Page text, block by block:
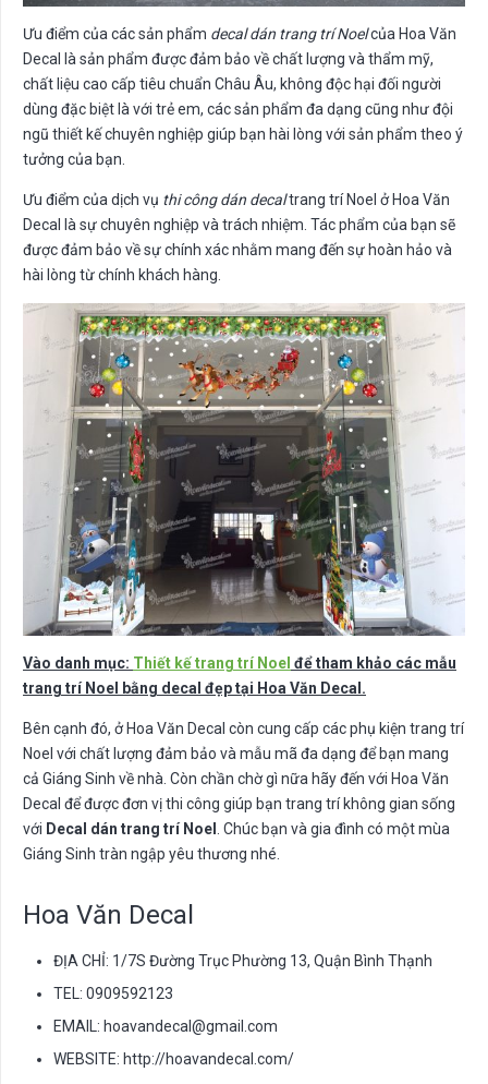
Ưu điểm của các sản phẩm decal dán trang trí Noelcủa Hoa Văn
Decal là sản phẩm được đảm bảo về chất lượng và thẩm mỹ,
chất liệu cao cấp tiêu chuẩn Châu Âu, không độc hại đối người
dùng đặc biệt là với trẻ em, các sản phẩm đa dạng cũng như đội
ngũ thiết kế chuyên nghiệp giúp bạn hài lòng với sản phẩm theo ý
tưởng của bạn.
Ưu điểm của dịch vụ thi công dán decaltrang trí Noel ở Hoa Văn
Decal là sự chuyên nghiệp và trách nhiệm. Tác phẩm của bạn sẽ
được đảm bảo về sự chính xác nhằm mang đến sự hoàn hảo và
hài lòng từ chính khách hàng.
Vào danh mục: Thiết kế trang trí Noel để tham khảo các mẫu
trang trí Noel bằng decal đẹp tại Hoa Văn Decal.
Bên cạnh đó, ở Hoa Văn Decal còn cung cấp các phụ kiện trang trí
Noel với chất lượng đảm bảo và mẫu mã đa dạng để bạn mang
cả Giáng Sinh về nhà. Còn chần chờ gì nữa hãy đến với Hoa Văn
Decal để được đơn vị thi công giúp bạn trang trí không gian sống
với Decal dán trang trí Noel . Chúc bạn và gia đình có một mùa
Giáng Sinh tràn ngập yêu thương nhé.
Hoa Văn Decal
ĐỊA CHỈ: 1/7S Đường Trục Phường 13, Quận Bình Thạnh
TEL: 0909592123
EMAIL: hoavandecal@gmail.com
WEBSITE: http://hoavandecal.com/